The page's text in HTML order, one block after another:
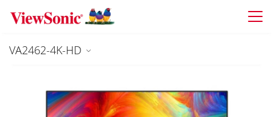
Skip to main content
VA2462-4K-HD